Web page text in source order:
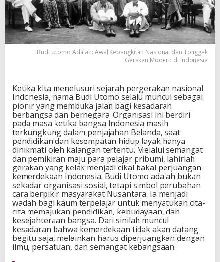
e
b
a
n
g
k
n
N
a
s
i
o
n
a
l
d
a
n
T
o
n
g
g
a
k
Budi Utomo Adalah: Awal Kebangkitan Nasional dan Tonggak
Gerakan Modern di Indonesia
Ketika kita menelusuri sejarah pergerakan nasional
Indonesia, nama Budi Utomo selalu muncul sebagai
pionir yang membuka jalan bagi kesadaran
berbangsa dan bernegara. Organisasi ini berdiri
pada masa ketika bangsa Indonesia masih
terkungkung dalam penjajahan Belanda, saat
pendidikan dan kesempatan hidup layak hanya
dinikmati oleh kalangan tertentu. Melalui semangat
dan pemikiran maju para pelajar pribumi, lahirlah
gerakan yang kelak menjadi cikal bakal perjuangan
kemerdekaan Indonesia. Budi Utomo adalah bukan
sekadar organisasi sosial, tetapi simbol perubahan
cara berpikir masyarakat Nusantara. Ia menjadi
wadah bagi kaum terpelajar untuk menyatukan cita-
cita memajukan pendidikan, kebudayaan, dan
kesejahteraan bangsa. Dari sinilah muncul
kesadaran bahwa kemerdekaan tidak akan datang
begitu saja, melainkan harus diperjuangkan dengan
ilmu, persatuan, dan semangat kebangsaan.